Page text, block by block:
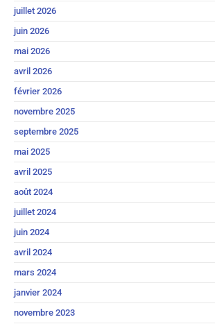
juillet 2026
juin 2026
mai 2026
avril 2026
février 2026
novembre 2025
septembre 2025
mai 2025
avril 2025
août 2024
juillet 2024
juin 2024
avril 2024
mars 2024
janvier 2024
novembre 2023